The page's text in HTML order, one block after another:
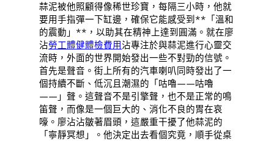
蒜泥被他照顧得像稀世珍寶，每隔三小時，他就
要用手指彈一下缸邊，確保它能感受到**「溫和
的震動」**，以助其在精神上達到圓滿。就在廖
沾勞工體健體檢費用沾專注於與蒜泥進行心靈交
流時，外面的世界開始發出一些不對勁的信號。
首先是聲音。街上所有的汽車喇叭同時發出了一
個持續不斷、低沉且潮濕的「咕嚕——咕嚕
——」聲。這聲音不是引擎聲，也不是正常的鳴
笛聲，而像是一個巨大的、消化不良的胃在哀
嚎。廖沾沾皺著眉頭，這嚴重干擾了他蒜泥的
「寧靜冥想」。他決定出去看個究竟，順手從桌